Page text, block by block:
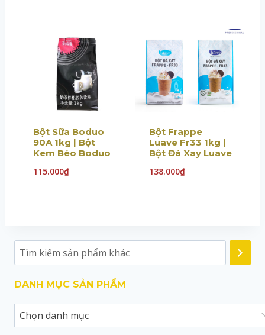
Bột Sữa Boduo
90A 1kg | Bột
Kem Béo Boduo
115.000₫
Bột Frappe
Luave Fr33 1kg |
Bột Đá Xay Luave
138.000₫
DANH MỤC SẢN PHẨM